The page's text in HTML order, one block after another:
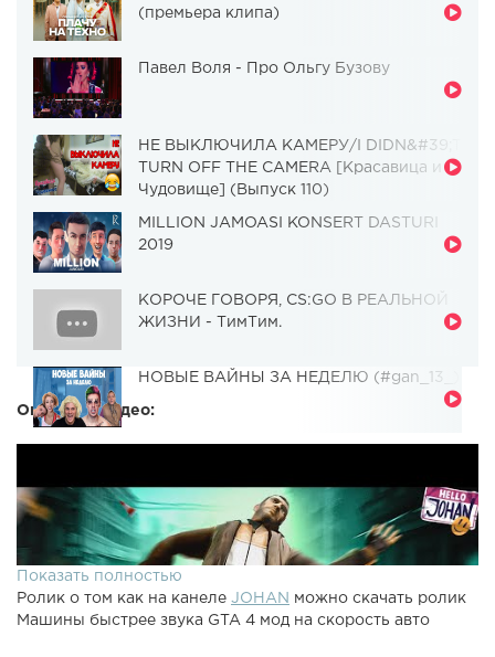
(премьера клипа)
Павел Воля - Про Ольгу Бузову
НЕ ВЫКЛЮЧИЛА КАМЕРУ/I DIDN&#39;T
TURN OFF THE CAMERA [Красавица и
Чудовище] (Выпуск 110)
MILLION JAMOASI KONSERT DASTURI
2019
КОРОЧЕ ГОВОРЯ, CS:GO В РЕАЛЬНОЙ
ЖИЗНИ - ТимТим.
НОВЫЕ ВАЙНЫ ЗА НЕДЕЛЮ (#gan_13_)
Описание видео:
Показать полностью
Ролик о том как на канеле JOHAN можно скачать ролик
Машины быстрее звука GTA 4 мод на скорость авто